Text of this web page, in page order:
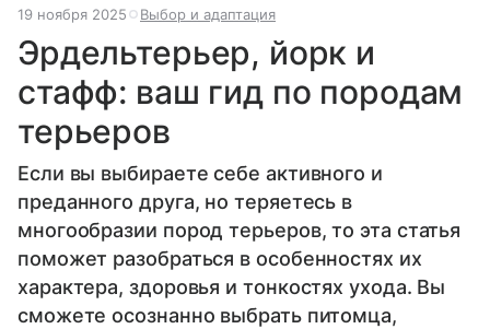
19 ноября 2025 Выбор и адаптация
Эрдельтерьер, йорк и
стафф: ваш гид по породам
терьеров
Если вы выбираете себе активного и
преданного друга, но теряетесь в
многообразии пород терьеров, то эта статья
поможет разобраться в особенностях их
характера, здоровья и тонкостях ухода. Вы
сможете осознанно выбрать питомца,